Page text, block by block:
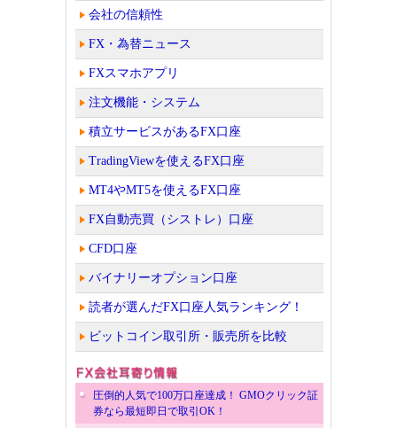
会社の信頼性
FX・為替ニュース
FXスマホアプリ
注文機能・システム
積立サービスがあるFX口座
TradingViewを使えるFX口座
MT4やMT5を使えるFX口座
FX自動売買（シストレ）口座
CFD口座
バイナリーオプション口座
読者が選んだFX口座人気ランキング！
ビットコイン取引所・販売所を比較
圧倒的人気で100万口座達成！ GMOクリック証
券なら最短即日で取引OK！